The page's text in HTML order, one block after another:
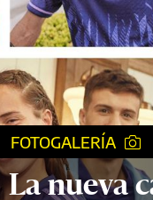
FOTOGALERÍA
La nueva